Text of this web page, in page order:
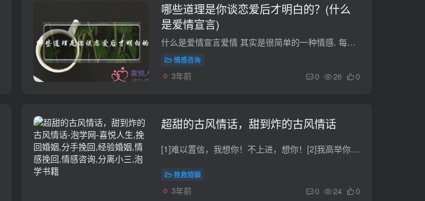
哪些道理是你谈恋爱后才明白的？(什么
是爱情宣言)
什么是爱情宣言爱情 其实是很简单的一种情感. 每个人在一身当中都会遇到许多人. 有你爱的人.爱你的人. 有时你会很迷茫. 在想.到底选择谁比较好. 其实.这些只要跟着自己的感觉走就好. 在这个时候...
情感咨询
3年前 0 26 0
超甜的古风情话，甜到炸的古风情话
[1]难以置信，我想你！不上进，想你！[2]我高举你，你带我走向世界。[3]我是屋檐上的三寸雪，你是人间的惊喜客。[4]你像一个春风和一个百花齐放的气味，横扫山川。[5]当我半辈子兵，让你说说桑...
挽救婚姻
3年前 0 24 0